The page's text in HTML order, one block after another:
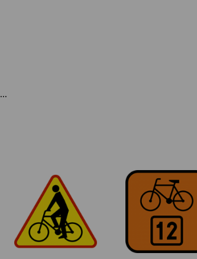
...
A-24
Rowerzyści
R-4 Informacja o
szlaku rowerowym